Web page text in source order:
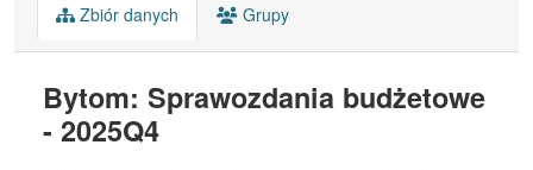
Zbiór danych Grupy
Bytom: Sprawozdania budżetowe
- 2025Q4